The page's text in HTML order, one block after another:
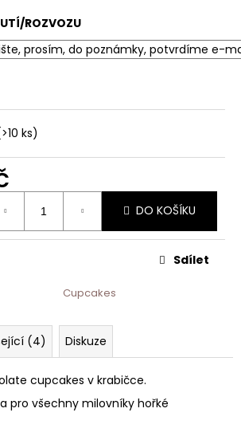
ROZVOZU
ks)
DO KOŠÍKU
Cupcakes
Sdílet
(4) Diskuze
cupcakes v krabičce.
pro všechny milovníky hořké